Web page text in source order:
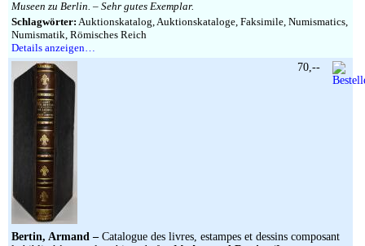
Museen zu Berlin. – Sehr gutes Exemplar.
Schlagwörter: Auktionskatalog, Auktionskataloge, Faksimile, Numismatics,
Numismatik, Römisches Reich
Details anzeigen…
Bertin, Armand – Catalogue des livres, estampes et dessins composant
70,--